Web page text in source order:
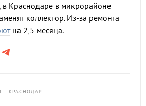
в Краснодаре в микрорайоне
коллектор. Из-за ремонта
на 2,5 месяца.
КРАСНОДАР